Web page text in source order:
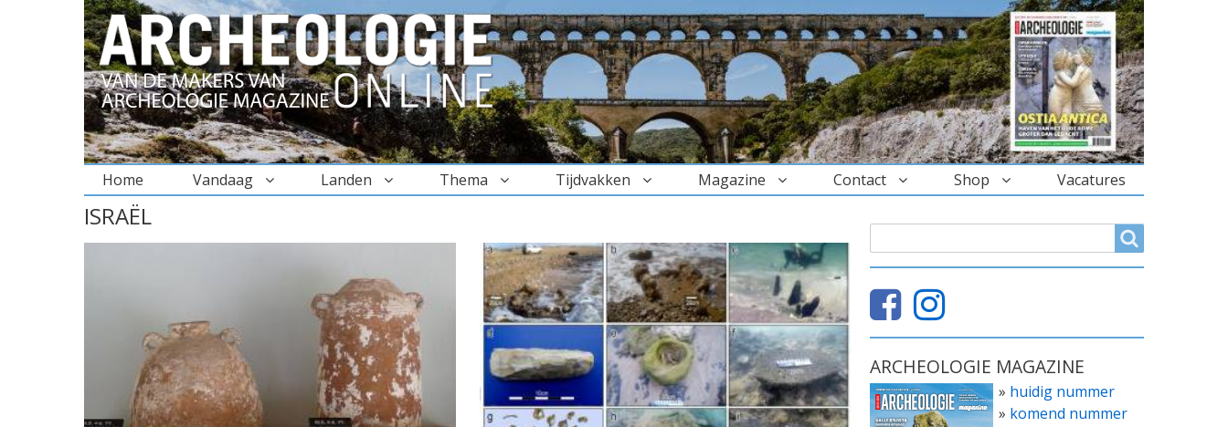
Home Vandaag Landen Thema Tijdvakken Magazine Contact Shop Vacatures
BREADCRUMBS
ISRAËL
ARCHEOLOGIE MAGAZINE
» huidig nummer
» komend nummer